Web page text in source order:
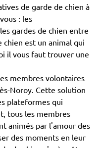
de garde de chien à
: les
gardes de chien entre
chien est un animal qui
il vous faut trouver une
membres volontaires
Noroy. Cette solution
plateformes qui
tous les membres
animés par l'amour des
des moments en leur